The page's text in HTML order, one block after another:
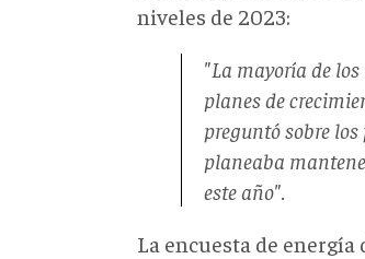
niveles de 2023:
"La mayoría de
planes de
preguntó sobre
planeaba
este año".
La encuesta de energía